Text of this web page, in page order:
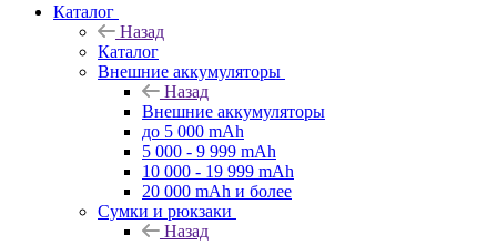
Каталог
Назад
Каталог
Внешние аккумуляторы
Назад
Внешние аккумуляторы
до 5 000 mAh
5 000 - 9 999 mAh
10 000 - 19 999 mAh
20 000 mAh и более
Сумки и рюкзаки
Назад